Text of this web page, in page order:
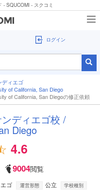
- SQUCOMI - スクコミ
ログイン
ディエゴ
of California, San Diego
of California, San Diegoの修正依頼
ディエゴ校 /
Diego
4.6
9004閲覧
ゴ 運営形態 公立 学校種別